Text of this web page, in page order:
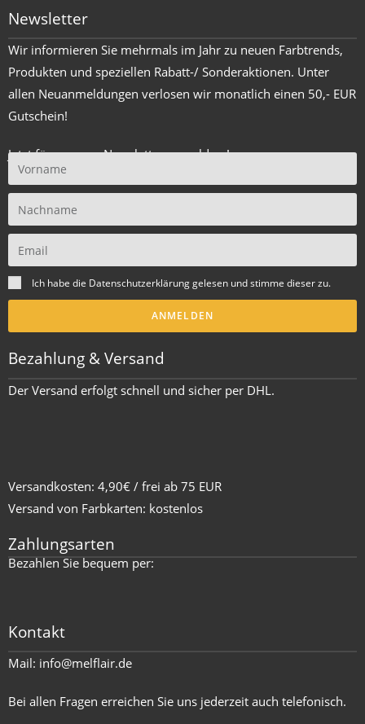
Newsletter
Wir informieren Sie mehrmals im Jahr zu neuen Farbtrends,
Produkten und speziellen Rabatt-/ Sonderaktionen. Unter
allen Neuanmeldungen verlosen wir monatlich einen 50,- EUR
Gutschein!
Jetzt für unseren Newsletter anmelden !
Ich habe die Datenschutzerklärunggelesen und stimme dieser zu.
ANMELDEN
Bezahlung & Versand
Der Versand erfolgt schnell und sicher per DHL.
Versandkosten: 4,90€ / frei ab 75 EUR
Versand von Farbkarten: kostenlos
Zahlungsarten
Bezahlen Sie bequem per:
Kontakt
Mail: info@melflair.de
Bei allen Fragen erreichen Sie uns jederzeit auch telefonisch.